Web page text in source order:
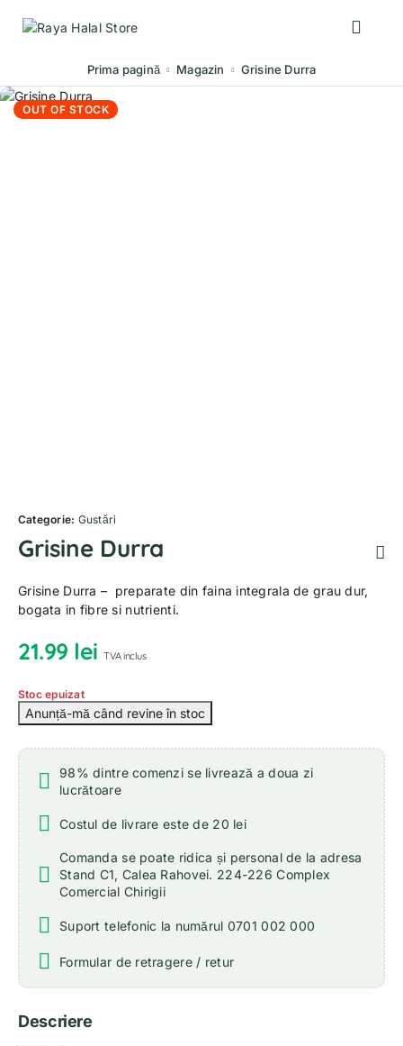
Prima pagină Magazin Grisine Durra
OUT OF STOCK
Categorie: Gustări
Grisine Durra
Grisine Durra – preparate din faina integrala de grau dur,
bogata in fibre si nutrienti.
21.99 lei TVA inclus
Stoc epuizat
98% dintre comenzi se livrează a doua zi
lucrătoare
Costul de livrare este de 20 lei
Comanda se poate ridica și personal de la adresa
Stand C1, Calea Rahovei. 224-226 Complex
Comercial Chirigii
Suport telefonic la numărul 0701 002 000
Formular de retragere / retur
Descriere